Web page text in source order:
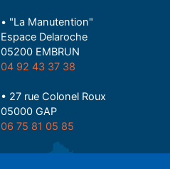
• "La Manutention"
Espace Delaroche
05200 EMBRUN
04 92 43 37 38
• 27 rue Colonel Roux
05000 GAP
06 75 81 05 85